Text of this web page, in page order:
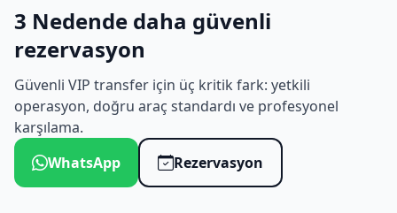
3 Nedende daha güvenli
rezervasyon
Güvenli VIP transfer için üç kritik fark: yetkili
operasyon, doğru araç standardı ve profesyonel
karşılama.
WhatsApp
Rezervasyon